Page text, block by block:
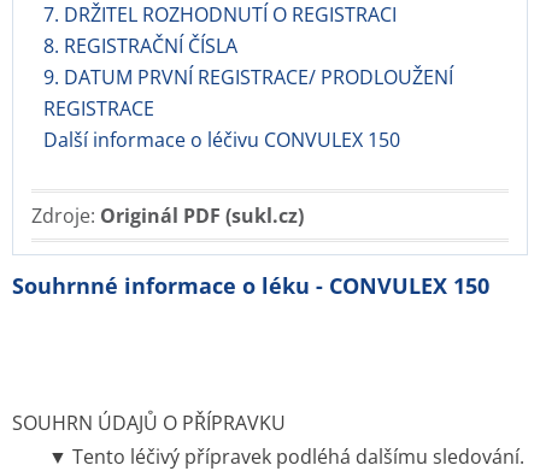
7. DRŽITEL ROZHODNUTÍ O REGISTRACI
8. REGISTRAČNÍ ČÍSLA
9. DATUM PRVNÍ REGISTRACE/ PRODLOUŽENÍ
REGISTRACE
Další informace o léčivu CONVULEX 150
Zdroje: Originál PDF (sukl.cz)
Souhrnné informace o léku - CONVULEX 150
SOUHRN ÚDAJŮ O PŘÍPRAVKU
▼ Tento léčivý přípravek podléhá dalšímu sledování.